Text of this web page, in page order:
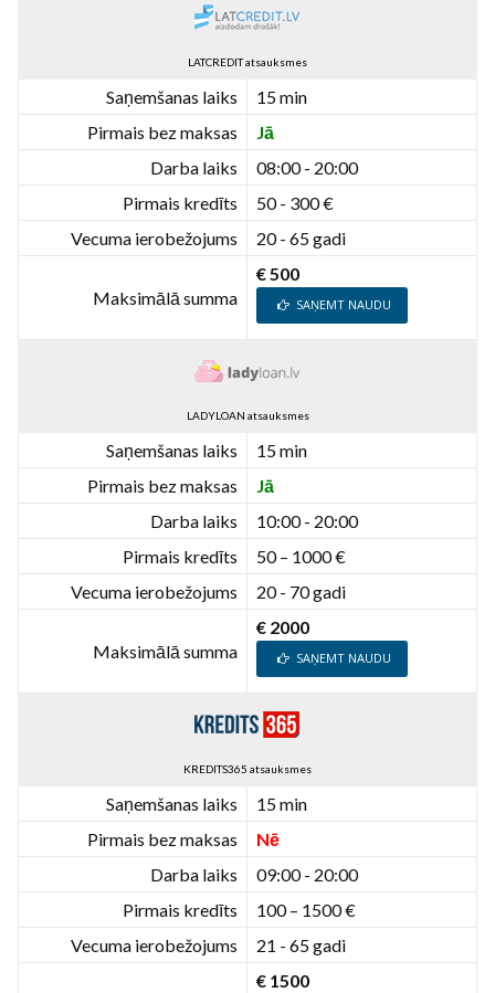
LATCREDIT atsauksmes
Saņemšanas laiks
15 min
Pirmais bez maksas
Jā
Darba laiks
08:00 - 20:00
Pirmais kredīts
50 - 300 €
Vecuma ierobežojums
20 - 65 gadi
Maksimālā summa
€ 500
SAŅEMT NAUDU
LADYLOAN atsauksmes
Saņemšanas laiks
15 min
Pirmais bez maksas
Jā
Darba laiks
10:00 - 20:00
Pirmais kredīts
50 – 1000 €
Vecuma ierobežojums
20 - 70 gadi
Maksimālā summa
€ 2000
SAŅEMT NAUDU
KREDITS365 atsauksmes
Saņemšanas laiks
15 min
Pirmais bez maksas
Nē
Darba laiks
09:00 - 20:00
Pirmais kredīts
100 – 1500 €
Vecuma ierobežojums
21 - 65 gadi
€ 1500